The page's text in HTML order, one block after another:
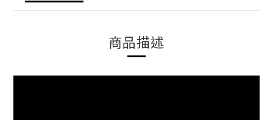
商品描述